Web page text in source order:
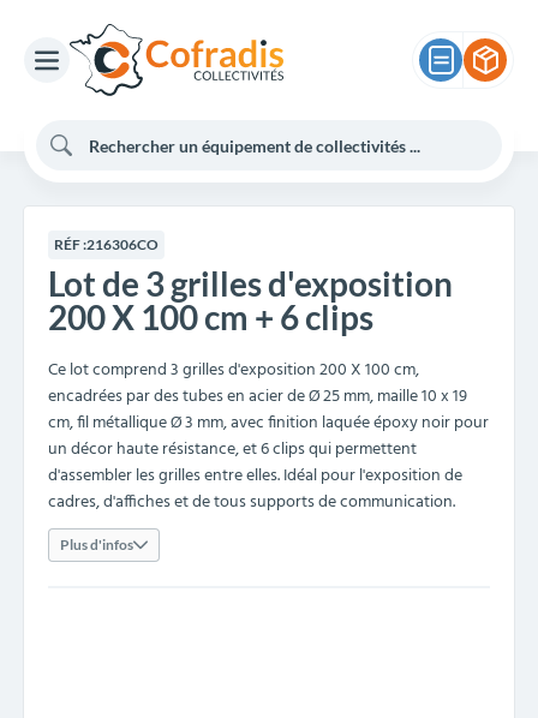
RÉF :216306CO
Lot de 3 grilles d'exposition
200 X 100 cm + 6 clips
Ce lot comprend 3 grilles d'exposition 200 X 100 cm,
encadrées par des tubes en acier de Ø 25 mm, maille 10 x 19
cm, fil métallique Ø 3 mm, avec finition laquée époxy noir pour
un décor haute résistance, et 6 clips qui permettent
d'assembler les grilles entre elles. Idéal pour l'exposition de
cadres, d'affiches et de tous supports de communication.
Plus d'infos